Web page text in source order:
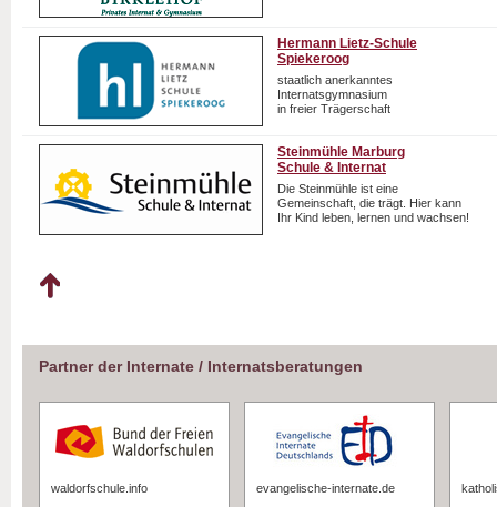
Hermann Lietz-Schule
Spiekeroog
staatlich anerkanntes
Internatsgymnasium
in freier Trägerschaft
Steinmühle Marburg
Schule & Internat
Die Steinmühle ist eine
Gemeinschaft, die trägt. Hier kann
Ihr Kind leben, lernen und wachsen!
Partner der Internate / Internatsberatungen
waldorfschule.info
evangelische-internate.de